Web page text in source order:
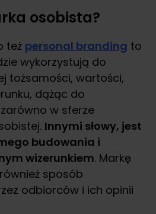
osobista?
też personal branding to
wykorzystują do
tożsamości, wartości,
dążąc do
w sferze
Innymi słowy, jest
budowania i
wizerunkiem. Markę
sposób
odbiorców i ich opinii